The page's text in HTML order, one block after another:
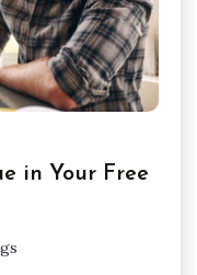
in Your Free